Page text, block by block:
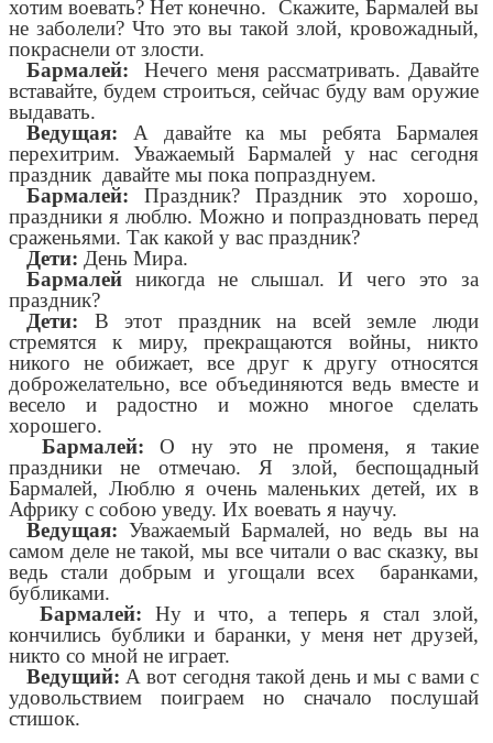
хотим воевать? Нет конечно. Скажите, Бармалей вы
не заболели? Что это вы такой злой, кровожадный,
покраснели от злости.
Бармалей: Нечего меня рассматривать. Давайте
вставайте, будем строиться, сейчас буду вам оружие
выдавать.
Ведущая: А давайте ка мы ребята Бармалея
перехитрим. Уважаемый Бармалей у нас сегодня
праздник давайте мы пока попразднуем.
Бармалей: Праздник? Праздник это хорошо,
праздники я люблю. Можно и попраздновать перед
сраженьями. Так какой у вас праздник?
Дети: День Мира.
Бармалей никогда не слышал. И чего это за
праздник?
Дети: В этот праздник на всей земле люди
стремятся к миру, прекращаются войны, никто
никого не обижает, все друг к другу относятся
доброжелательно, все объединяются ведь вместе и
весело и радостно и можно многое сделать
хорошего.
Бармалей: О ну это не променя, я такие
праздники не отмечаю. Я злой, беспощадный
Бармалей, Люблю я очень маленьких детей, их в
Африку с собою уведу. Их воевать я научу.
Ведущая: Уважаемый Бармалей, но ведь вы на
самом деле не такой, мы все читали о вас сказку, вы
ведь стали добрым и угощали всех баранками,
бубликами.
Бармалей: Ну и что, а теперь я стал злой,
кончились бублики и баранки, у меня нет друзей,
никто со мной не играет.
Ведущий: А вот сегодня такой день и мы с вами с
удовольствием поиграем но сначало послушай
стишок.